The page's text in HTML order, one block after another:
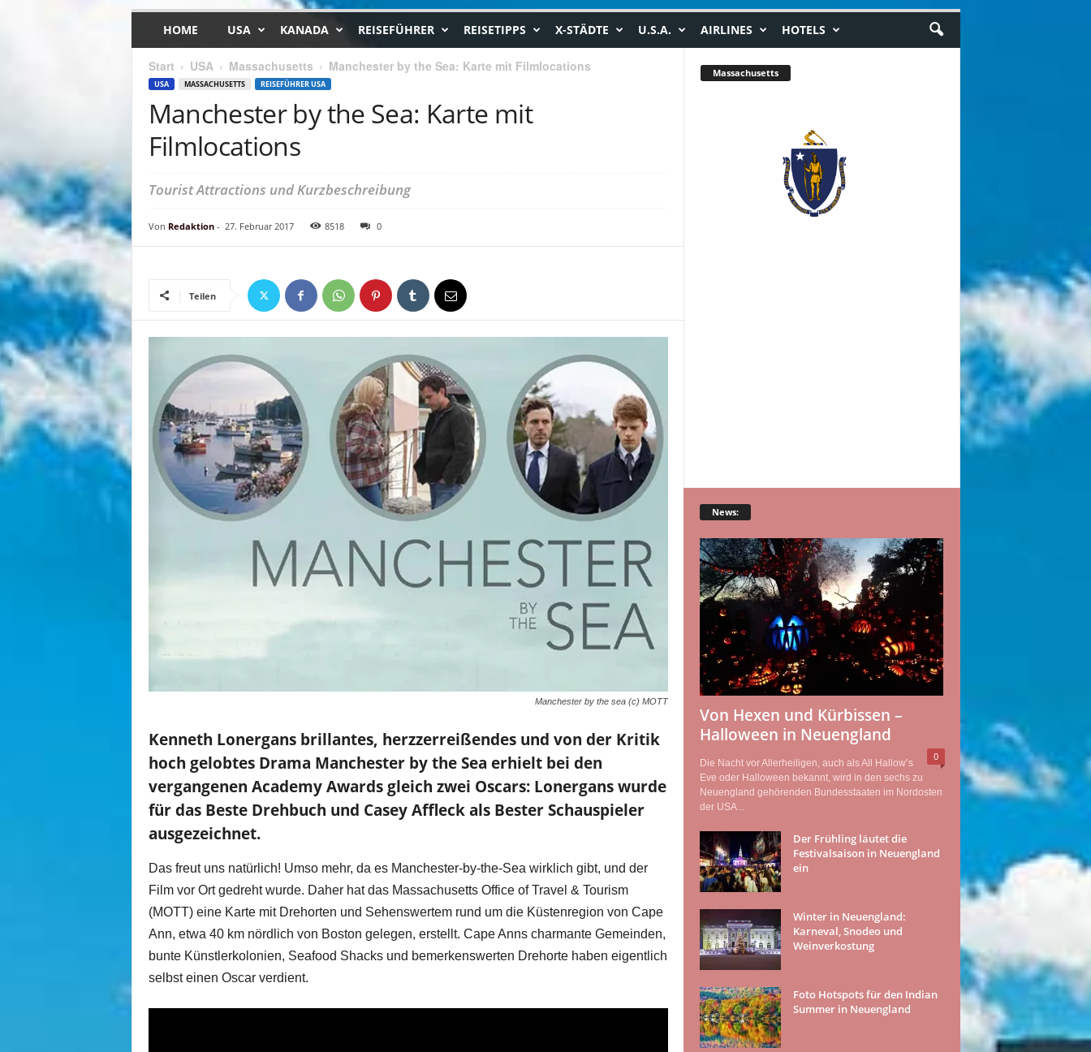
HOME USA KANADA REISEFÜHRER REISETIPPS X-STÄDTE U.S.A. AIRLINES HOTELS
Start USA Massachusetts Manchester by the Sea: Karte mit Filmlocations
USA MASSACHUSETTS REISEFÜHRER USA
Manchester by the Sea: Karte mit
Filmlocations
Tourist Attractions und Kurzbeschreibung
Von Redaktion- 27. Februar 2017 8518 0
Teilen
Manchester by the sea (c) MOTT
Kenneth Lonergans brillantes, herzzerreißendes und von der Kritik
hoch gelobtes Drama Manchester by the Sea erhielt bei den
vergangenen Academy Awards gleich zwei Oscars: Lonergans wurde
für das Beste Drehbuch und Casey Affleck als Bester Schauspieler
ausgezeichnet.
Das freut uns natürlich! Umso mehr, da es Manchester-by-the-Sea wirklich gibt, und der
Film vor Ort gedreht wurde. Daher hat das Massachusetts Office of Travel & Tourism
(MOTT) eine Karte mit Drehorten und Sehenswertem rund um die Küstenregion von Cape
Ann, etwa 40 km nördlich von Boston gelegen, erstellt. Cape Anns charmante Gemeinden,
bunte Künstlerkolonien, Seafood Shacks und bemerkenswerten Drehorte haben eigentlich
selbst einen Oscar verdient.
Massachusetts
News:
Von Hexen und Kürbissen –
Halloween in Neuengland
0
Die Nacht vor Allerheiligen, auch als All Hallow’s
Eve oder Halloween bekannt, wird in den sechs zu
Neuengland gehörenden Bundesstaaten im Nordosten
der USA...
Der Frühling läutet die
Festivalsaison in Neuengland
ein
Winter in Neuengland:
Karneval, Snodeo und
Weinverkostung
Foto Hotspots für den Indian
Summer in Neuengland